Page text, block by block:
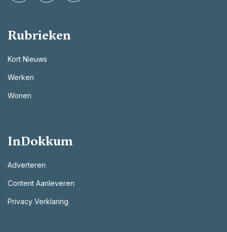
Rubrieken
Kort Nieuws
Werken
Wonen
InDokkum
Adverteren
Content Aanleveren
Privacy Verklaring